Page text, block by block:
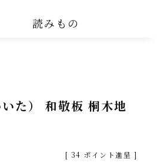
読みもの
た） 和敬板 桐木地
[ 34 ポイント進呈 ]